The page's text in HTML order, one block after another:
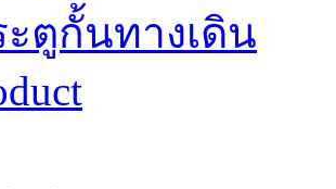
ตูกั้นทางเดิน